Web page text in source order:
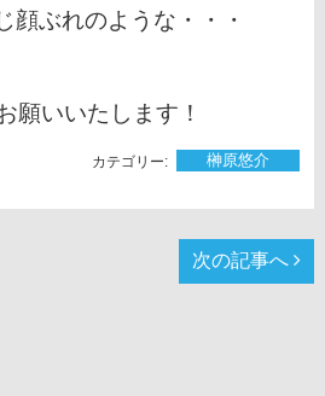
顔ぶれのような・・・
願いいたします！
榊󠄀原悠介
次の記事へ